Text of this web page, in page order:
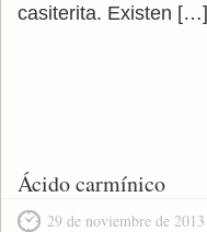
casiterita. Existen […]
Ácido carmínico
29 de noviembre de 2013